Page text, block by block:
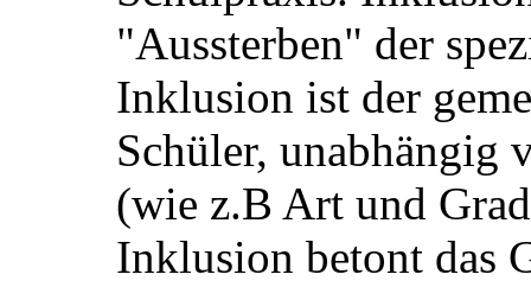
"Aussterben" der
Inklusion ist der
Schüler, unabhängig
(wie z.B Art und
Inklusion betont das